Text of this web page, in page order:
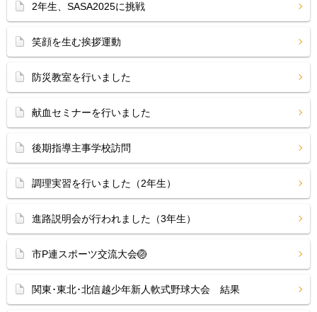
2年生、SASA2025に挑戦
笑顔を生む挨拶運動
防災教室を行いました
献血セミナーを行いました
後期指導主事学校訪問
調理実習を行いました（2年生）
進路説明会が行われました（3年生）
市P連スポーツ交流大会🏐
関東･東北･北信越少年新人軟式野球大会 結果